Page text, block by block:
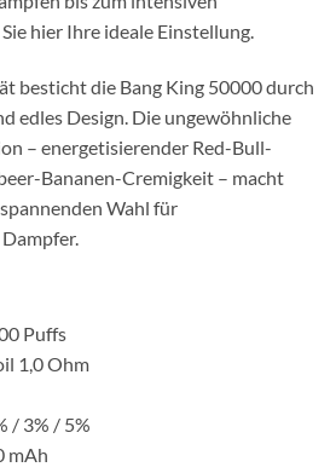
hier Ihre ideale Einstellung.
besticht die Bang King 50000 durch
edles Design. Die ungewöhnliche
– energetisierender Red-Bull-
Bananen-Cremigkeit – macht
Wahl für
Puffs
1,0 Ohm
/ 3% / 5%
mAh